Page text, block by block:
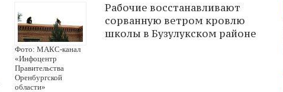
Фото: МАКС-канал
«Инфоцентр
Правительства
Оренбургской
области»
Рабочие восстанавливают
сорванную ветром кровлю
школы в Бузулукском районе